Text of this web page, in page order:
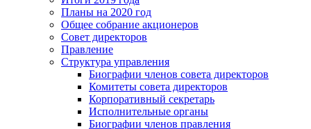
Планы на 2020 год
Общее собрание акционеров
Совет директоров
Правление
Структура управления
Биографии членов совета директоров
Комитеты совета директоров
Корпоративный секретарь
Исполнительные органы
Биографии членов правления